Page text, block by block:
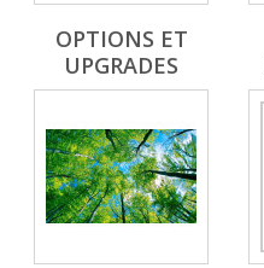
OPTIONS ET
UPGRADES